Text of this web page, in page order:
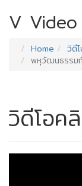
V Video
Home
วิดี
พหุวัฒนธรรม
วิดีโอค